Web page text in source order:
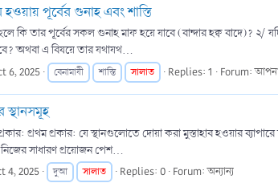
পূর্বের গুনাহ এবং শাস্তি
কি তার পূর্বের সকল গুনাহ মাফ হয়ে যাবে (বান্দার হক্ব বাদে)? ২/
অথবা এ বিষয়ে তার যথাযথ...
6, 2025 বেনামাযী শাস্তি সালাত Replies: 1 Forum:
স্থানসমূহ
প্রথম প্রকার: যে স্থানগুলোতে দোয়া করা মুস্তাহাব হওয়ার
সাধারণ প্রয়োজন পেশ...
4, 2025 দুআ সালাত Replies: 0 Forum:অন্যান্য